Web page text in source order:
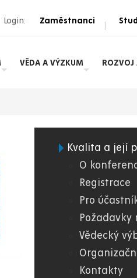
Login: Zaměstnanci |
VĚDA A VÝZKUM ROZVOJ
Kvalita a její
O
Registrace
Pro
Požadavky
Vědecký
Kontakty